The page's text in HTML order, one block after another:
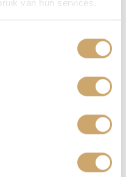
van hun services.
de gebruiksdag en de
in waarop je het gebruikt. Trouw
in. Duurt jouw event 3 dagen, vul
in Utrecht komen ophalen.